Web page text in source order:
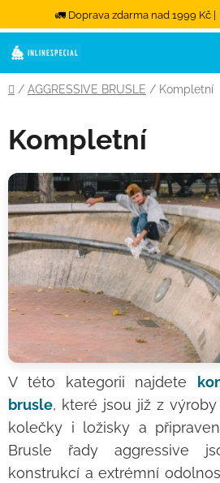
🚛 Doprava zdarma nad 1999 Kč
Přejít na obsah
Domů
/ AGGRESSIVE BRUSLE / Kompletní
Kompletní
V této kategorii najdete
brusle, které jsou již z
kolečky i ložisky a
Brusle řady aggressive
konstrukcí a extrémní